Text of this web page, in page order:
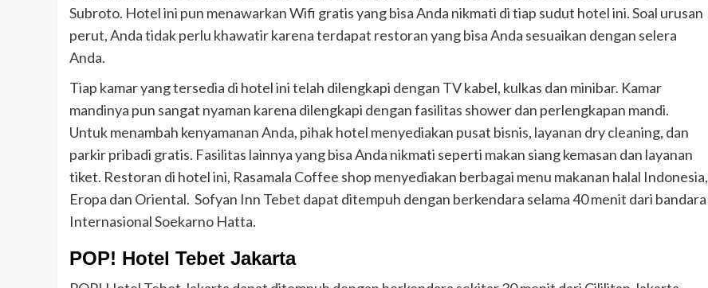
Subroto. Hotel ini pun menawarkan Wifi gratis yang bisa Anda nikmati di tiap sudut hotel ini. Soal urusan
perut, Anda tidak perlu khawatir karena terdapat restoran yang bisa Anda sesuaikan dengan selera
Anda.
Tiap kamar yang tersedia di hotel ini telah dilengkapi dengan TV kabel, kulkas dan minibar. Kamar
mandinya pun sangat nyaman karena dilengkapi dengan fasilitas shower dan perlengkapan mandi.
Untuk menambah kenyamanan Anda, pihak hotel menyediakan pusat bisnis, layanan dry cleaning, dan
parkir pribadi gratis. Fasilitas lainnya yang bisa Anda nikmati seperti makan siang kemasan dan layanan
tiket. Restoran di hotel ini, Rasamala Coffee shop menyediakan berbagai menu makanan halal Indonesia,
Eropa dan Oriental. Sofyan Inn Tebet dapat ditempuh dengan berkendara selama 40 menit dari bandara
Internasional Soekarno Hatta.
POP! Hotel Tebet Jakarta